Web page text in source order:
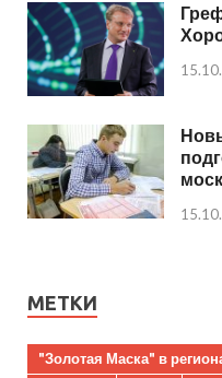
МЕТКИ
"Золотая Маска" в